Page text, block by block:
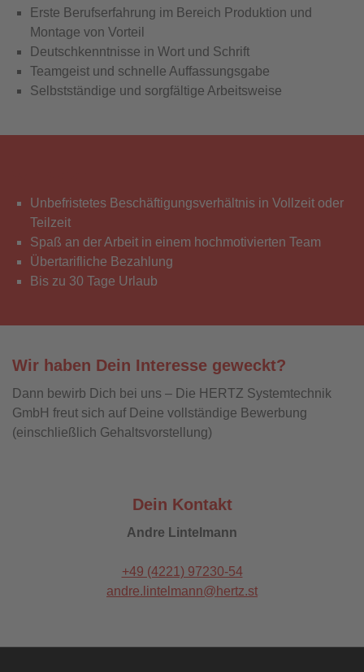
Erste Berufserfahrung im Bereich Produktion und
Montage von Vorteil
Deutschkenntnisse in Wort und Schrift
Teamgeist und schnelle Auffassungsgabe
Selbstständige und sorgfältige Arbeitsweise
Unbefristetes Beschäftigungsverhältnis in Vollzeit oder
Teilzeit
Spaß an der Arbeit in einem hochmotivierten Team
Übertarifliche Bezahlung
Bis zu 30 Tage Urlaub
Wir haben Dein Interesse geweckt?
Dann bewirb Dich bei uns – Die HERTZ Systemtechnik
GmbH freut sich auf Deine vollständige Bewerbung
(einschließlich Gehaltsvorstellung)
Dein Kontakt
Andre Lintelmann
+49 (4221) 97230-54
andre.lintelmann@hertz.st